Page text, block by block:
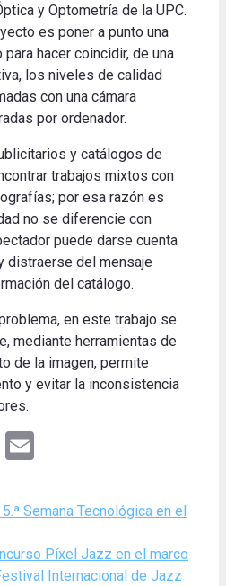
y Optometría de la UPC.
es poner a punto una
hacer coincidir, de una
los niveles de calidad
con una cámara
por ordenador.
y catálogos de
trabajos mixtos con
por esa razón es
no se diferencie con
puede darse cuenta
distraerse del mensaje
del catálogo.
en este trabajo se
mediante herramientas de
de la imagen, permite
y evitar la inconsistencia
WhatsApp
Semana Tecnológica en el
Píxel Jazz en el marco
Internacional de Jazz